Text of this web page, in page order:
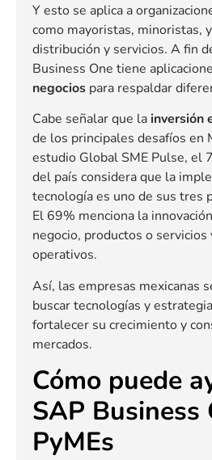
Y esto se aplica a
como mayoristas, minoristas,
distribución y servicios. A fin
Business One tiene
negocios para respaldar
Cabe señalar que la inversión
de los principales desafíos en
estudio Global SME Pulse, el
del país considera que la
tecnología es uno de sus tres
El 69% menciona la
negocio, productos o servicios
operativos.
Así, las empresas mexicanas
buscar tecnologías y
fortalecer su crecimiento y
mercados.
Cómo puede
SAP Business
PyMEs